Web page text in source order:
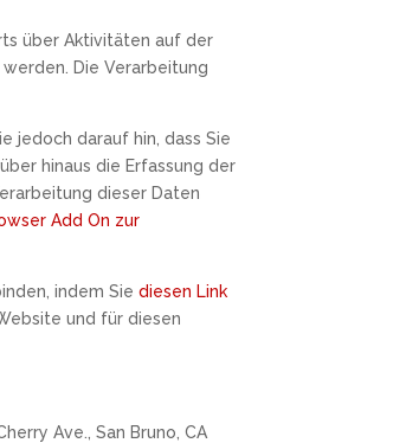
über Aktivitäten auf der
Die Verarbeitung
jedoch darauf hin, dass Sie
hinaus die Erfassung der
dieser Daten
Add On zur
indem Siediesen Link
und für diesen
Ave., San Bruno, CA